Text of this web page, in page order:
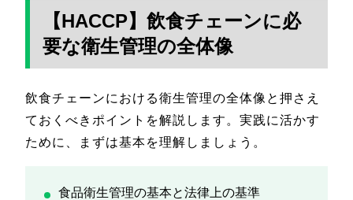
【HACCP】飲食チェーンに必
要な衛生管理の全体像
飲食チェーンにおける衛生管理の全体像と押さえ
ておくべきポイントを解説します。実践に活かす
ために、まずは基本を理解しましょう。
食品衛生管理の基本と法律上の基準